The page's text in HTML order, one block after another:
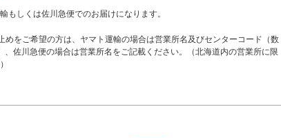
もしくは佐川急便でのお届けになります。
めをご希望の方は、ヤマト運輸の場合は営業所名及びセンターコード（数
、佐川急便の場合は営業所名をご記載ください。（北海道内の営業所に限